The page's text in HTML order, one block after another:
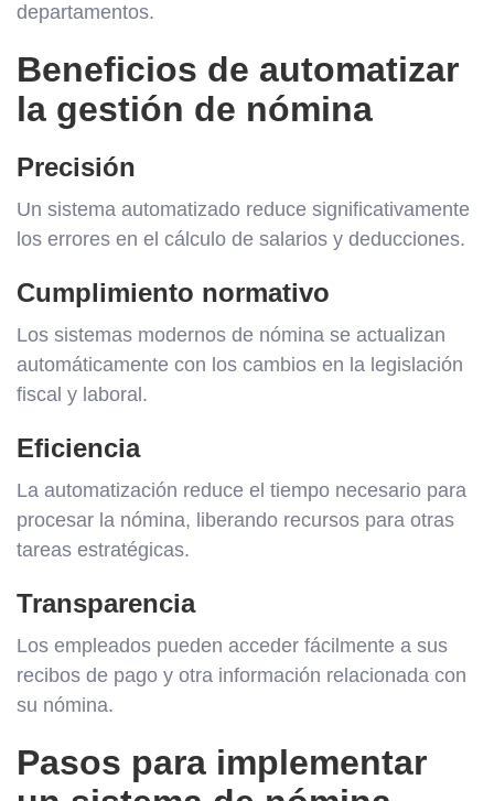
departamentos.
Beneficios de automatizar
la gestión de nómina
Precisión
Un sistema automatizado reduce significativamente
los errores en el cálculo de salarios y deducciones.
Cumplimiento normativo
Los sistemas modernos de nómina se actualizan
automáticamente con los cambios en la legislación
fiscal y laboral.
Eficiencia
La automatización reduce el tiempo necesario para
procesar la nómina, liberando recursos para otras
tareas estratégicas.
Transparencia
Los empleados pueden acceder fácilmente a sus
recibos de pago y otra información relacionada con
su nómina.
Pasos para implementar